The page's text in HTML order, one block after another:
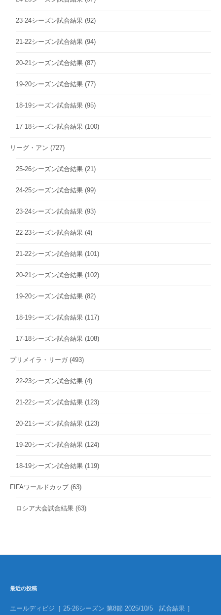
23-24シーズン試合結果 (92)
21-22シーズン試合結果 (94)
20-21シーズン試合結果 (87)
19-20シーズン試合結果 (77)
18-19シーズン試合結果 (95)
17-18シーズン試合結果 (100)
リーグ・アン (727)
25-26シーズン試合結果 (21)
24-25シーズン試合結果 (99)
23-24シーズン試合結果 (93)
22-23シーズン試合結果 (4)
21-22シーズン試合結果 (101)
20-21シーズン試合結果 (102)
19-20シーズン試合結果 (82)
18-19シーズン試合結果 (117)
17-18シーズン試合結果 (108)
プリメイラ・リーガ (493)
22-23シーズン試合結果 (4)
21-22シーズン試合結果 (123)
20-21シーズン試合結果 (123)
19-20シーズン試合結果 (124)
18-19シーズン試合結果 (119)
FIFAワールドカップ(63)
ロシア大会試合結果 (63)
最近の投稿
エールディビジ［ 25-26シーズン 第8節 2025/10/5 試合結果 ］